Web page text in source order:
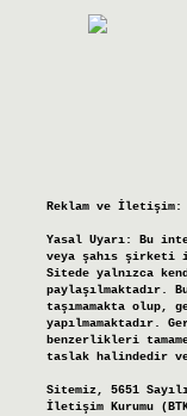
Reklam ve İletişim:
Yasal Uyarı:
Bu
veya şahıs şirketi
Sitede yalnızca
paylaşılmaktadır.
taşımamakta olup,
yapılmamaktadır.
benzerlikleri
taslak halindedir
Sitemiz, 5651
İletişim Kurumu